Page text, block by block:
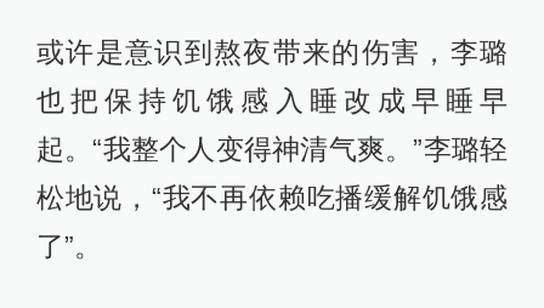
或许是意识到熬夜带来的伤害，李璐
也把保持饥饿感入睡改成早睡早
起。“我整个人变得神清气爽。”李璐轻
松地说，“我不再依赖吃播缓解饥饿感
了”。